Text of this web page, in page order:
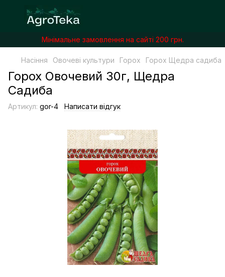
Мінімальне замовлення на сайті 200 грн.
Насіння Овочеві культури Горох Горох Щедра садиба
Горох Овочевий 30г, Щедра
Садиба
Артикул: gor-4 Написати відгук